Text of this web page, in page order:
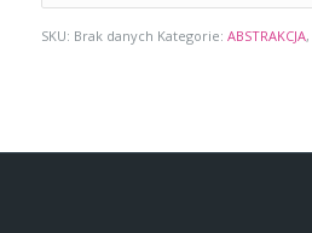
SKU: Brak danych Kategorie: ABSTRAKCJA,